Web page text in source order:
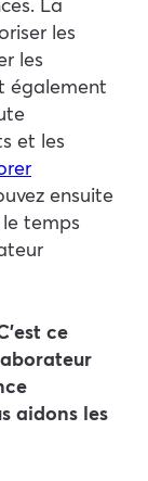
La
les
les
également
et les
ensuite
temps
ce
aidons les